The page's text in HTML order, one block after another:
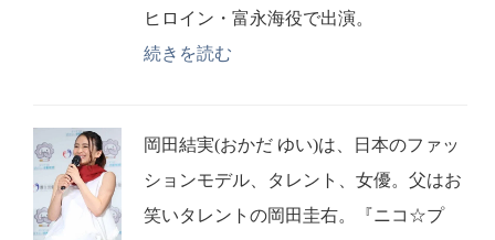
ヒロイン・富永海役で出演。
続きを読む
岡田結実(おかだ ゆい)は、日本のファッ
ションモデル、タレント、女優。父はお
笑いタレントの岡田圭右。『ニコ☆プ